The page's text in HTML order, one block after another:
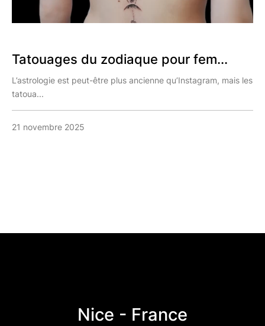
Tatouages du zodiaque pour fem...
L’astrologie est peut-être plus ancienne qu’Instagram, mais les
tatoua...
21 novembre 2025
Nice - France